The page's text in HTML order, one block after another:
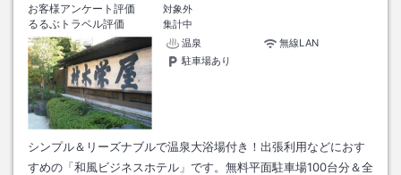
お客様アンケート評価
対象外
るるぶトラベル評価
集計中
温泉
無線LAN
駐車場あり
シンプル＆リーズナブルで温泉大浴場付き！出張利用などにおす
すめの「和風ビジネスホテル」です。無料平面駐車場100台分＆全